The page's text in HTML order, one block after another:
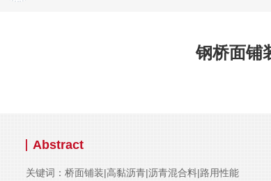
钢桥面铺
Abstract
关键词：桥面铺装|高黏沥青|沥青混合料|路用性能